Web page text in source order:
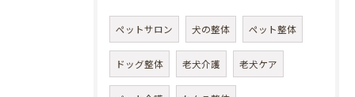
ペットサロン 犬の整体 ペット整体
ドッグ整体 老犬介護 老犬ケア